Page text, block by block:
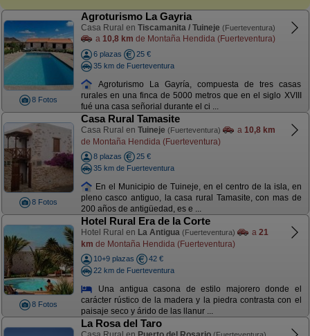
8 Fotos
Agroturismo La Gayria
Casa Rural en Tiscamanita / Tuineje (Fuerteventura)
a 10,8 km de Montaña Hendida (Fuerteventura)
6 plazas
25 €
35 km de Fuerteventura
Agroturismo La Gayría, compuesta de tres casas
rurales en una finca de 5000 metros que en el siglo XVIII
fué una casa señorial durante el ci ...
8 Fotos
Casa Rural Tamasite
Casa Rural en Tuineje (Fuerteventura) a 10,8 km
de Montaña Hendida (Fuerteventura)
8 plazas
25 €
35 km de Fuerteventura
En el Municipio de Tuineje, en el centro de la isla, en
pleno casco antiguo, la casa rural Tamasite, con mas de
200 años de antigüedad, es e ...
8 Fotos
Hotel Rural Era de la Corte
Hotel Rural en La Antigua (Fuerteventura) a 21
km de Montaña Hendida (Fuerteventura)
10+9 plazas
42 €
22 km de Fuerteventura
Una antigua casona de estilo majorero donde el
carácter rústico de la madera y la piedra contrasta con el
paisaje seco y árido de las llanur ...
La Rosa del Taro